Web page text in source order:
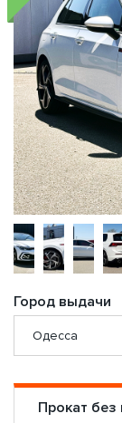
Город выдачи
Прокат без